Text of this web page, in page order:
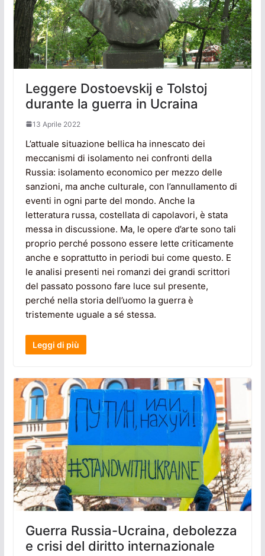
Leggere Dostoevskij e Tolstoj
durante la guerra in Ucraina
13 Aprile 2022
L’attuale situazione bellica ha innescato dei
meccanismi di isolamento nei confronti della
Russia: isolamento economico per mezzo delle
sanzioni, ma anche culturale, con l’annullamento di
eventi in ogni parte del mondo. Anche la
letteratura russa, costellata di capolavori, è stata
messa in discussione. Ma, le opere d’arte sono tali
proprio perché possono essere lette criticamente
anche e soprattutto in periodi bui come questo. E
le analisi presenti nei romanzi dei grandi scrittori
del passato possono fare luce sul presente,
perché nella storia dell’uomo la guerra è
tristemente uguale a sé stessa.
Leggi di più
Guerra Russia-Ucraina, debolezza
e crisi del diritto internazionale